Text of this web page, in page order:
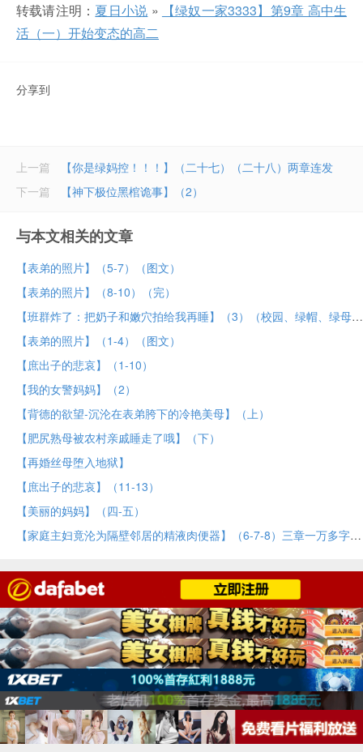
转载请注明： 夏日小说 »
【绿奴一家3333】第9章 高中生
活（一）开始变态的高二
分享到
上一篇
【你是绿妈控！！！】（二十七）（二十八）两章连发
【神下极位黑棺诡事】（2）
下一篇
与本文相关的文章
【表弟的照片】（5-7）（图文）
【表弟的照片】（8-10）（完）
【班群炸了：把奶子和嫩穴拍给我再睡】（3）（校园、绿帽、绿母）
【表弟的照片】（1-4）（图文）
【庶出子的悲哀】（1-10）
【我的女警妈妈】（2）
【背德的欲望-沉沦在表弟胯下的冷艳美母】（上）
【肥尻熟母被农村亲戚睡走了哦】（下）
【再婚丝母堕入地狱】
【庶出子的悲哀】（11-13）
【美丽的妈妈】（四-五）
【家庭主妇竟沦为隔壁邻居的精液肉便器】（6-7-8）三章一万多字更新！